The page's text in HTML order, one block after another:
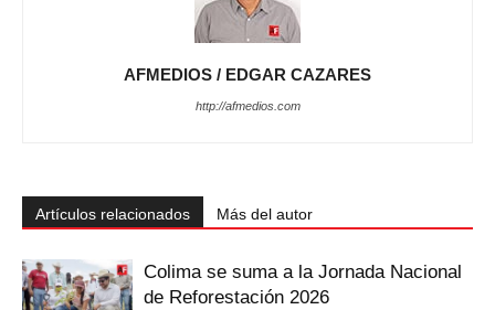
AFMEDIOS / EDGAR CAZARES
http://afmedios.com
Artículos relacionados Más del autor
Colima se suma a la Jornada Nacional
de Reforestación 2026